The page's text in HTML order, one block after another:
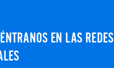
EN LAS REDES